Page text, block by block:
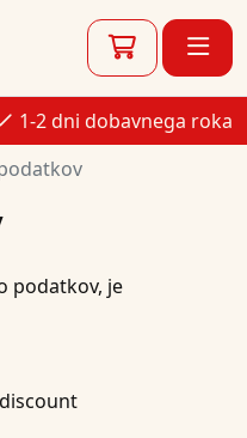
1-2 dni dobavnega roka
podatkov, je